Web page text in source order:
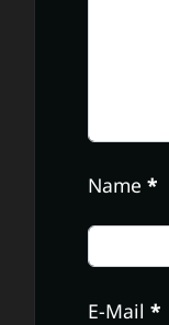
Name *
E-Mail *